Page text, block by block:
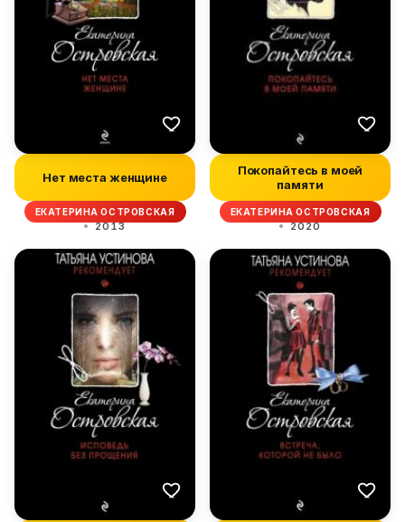
Нет места женщине
ЕКАТЕРИНА ОСТРОВСКАЯ
2013
Покопайтесь в моей
памяти
ЕКАТЕРИНА ОСТРОВСКАЯ
2020